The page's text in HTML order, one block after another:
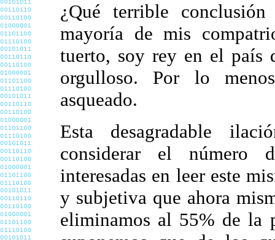
¿Qué terrible
mayoría de mis
tuerto, soy rey en el país
orgulloso. Por lo
asqueado.
Esta desagradable
considerar el número
interesadas en leer este
y subjetiva que ahora
eliminamos al 55% de la